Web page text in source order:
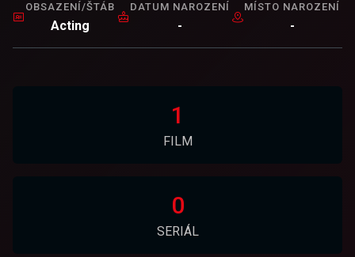
OBSAZENÍ/ŠTÁB
Acting
DATUM NAROZENÍ
-
MÍSTO NAROZENÍ
-
1
FILM
0
SERIÁL